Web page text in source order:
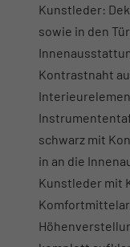
Kunstleder:
sowie in den
Kontrastnaht
schwarz mit
in an die
Kunstleder mit